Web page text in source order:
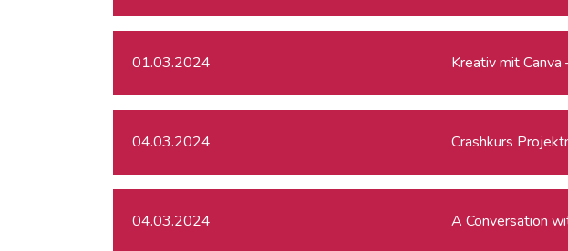
01.03.2024 Kreativ mit Canva
04.03.2024 Crashkurs
04.03.2024 A Conversation